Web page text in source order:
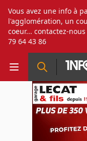
Vous avez une info à
l'agglomération, un
coeur... contactez-nous
79 64 43 86